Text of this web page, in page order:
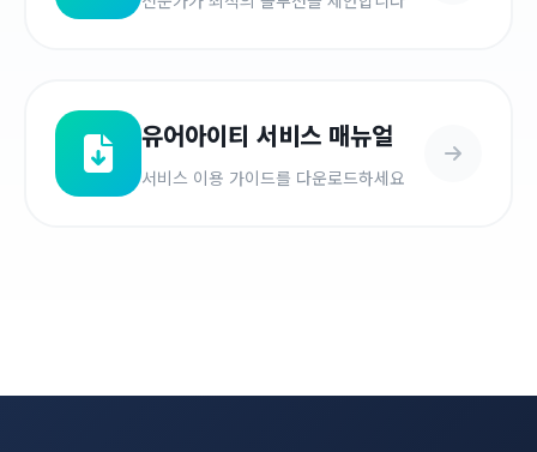
유어아이티 서비스 매뉴얼
서비스 이용 가이드를 다운로드하세요